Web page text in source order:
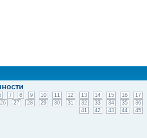
7 8 9 10 11 12 13 14 15 16
17
26 27 28 29 30 31 32 33 34 35
36
41
42 43 44 45